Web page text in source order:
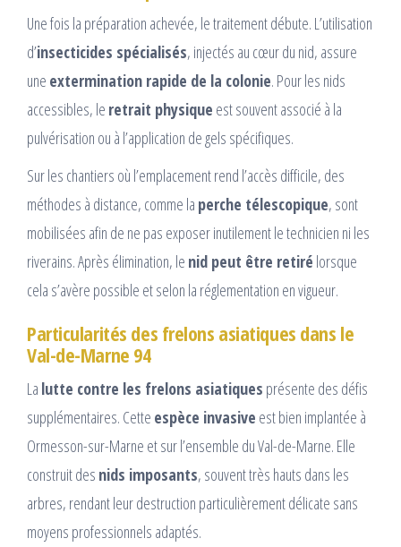
Une fois la préparation achevée, le traitement débute. L’utilisation
d’insecticides spécialisés, injectés au cœur du nid, assure
une extermination rapide de la colonie. Pour les nids
accessibles, le retrait physique est souvent associé à la
pulvérisation ou à l’application de gels spécifiques.
Sur les chantiers où l’emplacement rend l’accès difficile, des
méthodes à distance, comme la perche télescopique, sont
mobilisées afin de ne pas exposer inutilement le technicien ni les
riverains. Après élimination, le nid peut être retiré lorsque
cela s’avère possible et selon la réglementation en vigueur.
Particularités des frelons asiatiques dans le
Val-de-Marne 94
La lutte contre les frelons asiatiques présente des défis
supplémentaires. Cette espèce invasive est bien implantée à
Ormesson-sur-Marne et sur l’ensemble du Val-de-Marne. Elle
construit des nids imposants, souvent très hauts dans les
arbres, rendant leur destruction particulièrement délicate sans
moyens professionnels adaptés.